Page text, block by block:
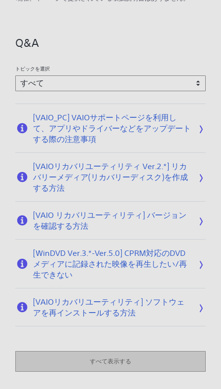
Q&A
トピックを選択
[VAIO_PC] VAIOサポートページを利用し
て、アプリやドライバーなどをアップデート
する際の注意事項
[VAIOリカバリユーティリティ Ver.2.*] リカ
バリーメディア(リカバリーディスク)を作成
する方法
[VAIO リカバリユーティリティ] バージョン
を確認する方法
[WinDVD Ver.3.*-Ver.5.0] CPRM対応のDVD
メディアに記録された映像を再生したい/再
生できない
[VAIOリカバリユーティリティ] ソフトウェ
アを再インストールする方法
すべて表示する